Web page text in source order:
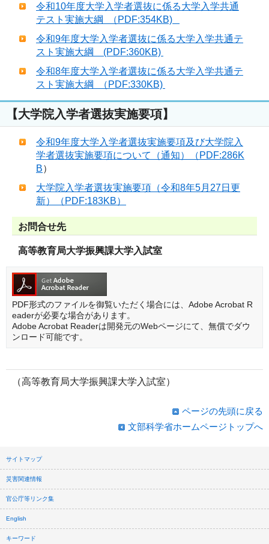
令和10年度大学入学者選抜に係る大学入学共通
テスト実施大綱 （PDF:354KB)
令和9年度大学入学者選抜に係る大学入学共通テ
スト実施大綱 (PDF:360KB)
令和8年度大学入学者選抜に係る大学入学共通テ
スト実施大綱 （PDF:330KB)
【大学院入学者選抜実施要項】
令和9年度大学入学者選抜実施要項及び大学院入
学者選抜実施要項について（通知）（PDF:286K
B）
大学院入学者選抜実施要項（令和8年5月27日更
新）（PDF:183KB）
お問合せ先
高等教育局大学振興課大学入試室
PDF形式のファイルを御覧いただく場合には、Adobe Acrobat R
eaderが必要な場合があります。
Adobe Acrobat Readerは開発元のWebページにて、無償でダウ
ンロード可能です。
（高等教育局大学振興課大学入試室）
ページの先頭に戻る
文部科学省ホームページトップへ
サイトマップ
災害関連情報
官公庁等リンク集
English
キーワード